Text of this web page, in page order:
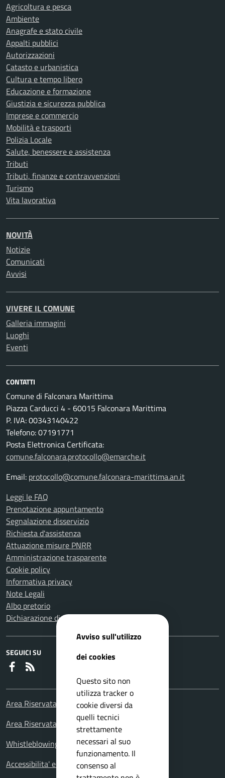
Agricoltura e pesca
Ambiente
Anagrafe e stato civile
Appalti pubblici
Autorizzazioni
Catasto e urbanistica
Cultura e tempo libero
Educazione e formazione
Giustizia e sicurezza pubblica
Imprese e commercio
Mobilità e trasporti
Polizia Locale
Salute, benessere e assistenza
Tributi
Tributi, finanze e contravvenzioni
Turismo
Vita lavorativa
NOVITÀ
Notizie
Comunicati
Avvisi
VIVERE IL COMUNE
Galleria immagini
Luoghi
Eventi
CONTATTI
Comune di Falconara Marittima
Piazza Carducci 4 - 60015 Falconara Marittima
P. IVA: 00343140422
Telefono: 07191771
Posta Elettronica Certificata:
comune.falconara.protocollo@emarche.it
Email: protocollo@comune.falconara-marittima.an.it
Leggi le FAQ
Prenotazione appuntamento
Segnalazione disservizio
Richiesta d'assistenza
Attuazione misure PNRR
Amministrazione trasparente
Cookie policy
Informativa privacy
Note Legali
Albo pretorio
Dichiarazione di accessibilità
SEGUICI SU
Faceboook
Area Riservata Consiglieri Comunali
Area Riservata Polizia Locale
Whistleblowing – Segnalazioni illeciti
Accessibilita' e meccanismo di feedback
Avviso sull'utilizzo
dei cookies
Questo sito non
utilizza tracker o
cookie diversi da
quelli tecnici
strettamente
necessari al suo
funzionamento. Il
consenso al